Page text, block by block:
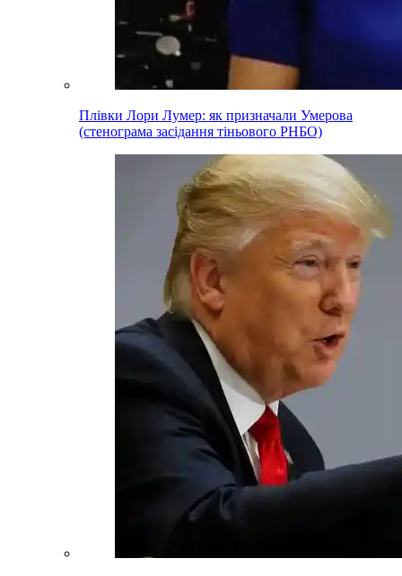
Плівки Лори Лумер: як призначали Умерова
(стенограма засідання тіньового РНБО)